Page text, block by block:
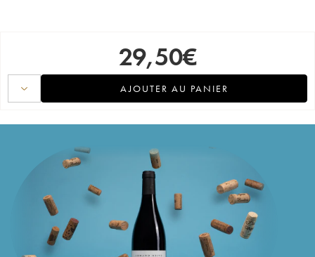
29,50€
AJOUTER AU PANIER